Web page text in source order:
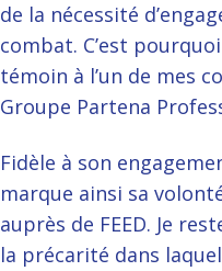
de la nécessité
combat. C’est
témoin à l’un de mes
Groupe Partena
Fidèle à son
marque ainsi sa
auprès de FEED. Je
la précarité dans